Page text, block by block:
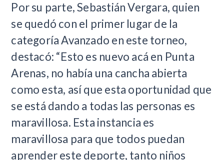
Por su parte, Sebastián Vergara, quien
se quedó con el primer lugar de la
categoría Avanzado en este torneo,
destacó: “Esto es nuevo acá en Punta
Arenas, no había una cancha abierta
como esta, así que esta oportunidad que
se está dando a todas las personas es
maravillosa. Esta instancia es
maravillosa para que todos puedan
aprender este deporte, tanto niños